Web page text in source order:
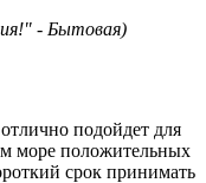
- Бытовая)
подойдет для
море положительных
срок принимать